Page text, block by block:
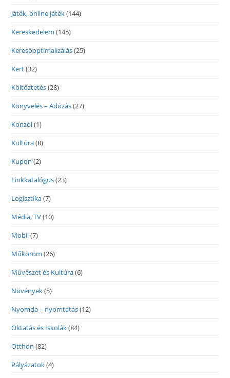
Játék, online játék(144)
Kereskedelem (145)
Keresőoptimalizálás(25)
Kert(32)
Költöztetés(28)
Könyvelés – Adózás(27)
Konzol(1)
Kultúra(8)
Kupon (2)
Linkkatalógus(23)
Logisztika(7)
Média, TV(10)
Mobil(7)
Műköröm (26)
Művészet és Kultúra(6)
Növények(5)
Nyomda – nyomtatás(12)
Oktatás és Iskolák(84)
Otthon (82)
Pályázatok(4)